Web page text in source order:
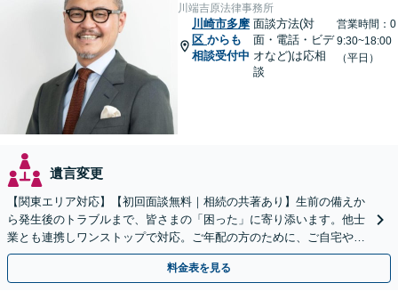
川端吉原法律事務所
川崎市多摩
区 からも
相談受付中
面談方法(対
面・電話・ビデ
オなど)は応相
談
営業時間：0
9:30~18:00
（平日）
遺言変更
【関東エリア対応】【初回面談無料｜相続の共著あり】生前の備えか
ら発生後のトラブルまで、皆さまの「困った」に寄り添います。他士
業とも連携しワンストップで対応。ご年配の方のために、ご自宅やご
近所への出張相談も実施【秘密厳守｜休日・夜間相談可】
料金表を見る